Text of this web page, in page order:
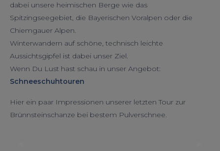
dabei unsere heimischen Berge wie das
Spitzingseegebiet, die Bayerischen Voralpen oder die
Chiemgauer Alpen.
Winterwandern auf schöne, technisch leichte
Aussichtsgipfel ist dabei unser Ziel.
Wenn Du Lust hast schau in unser Angebot:
Schneeschuhtouren
Hier ein paar Impressionen unserer letzten Tour zur
Brünnsteinschanze bei bestem Pulverschnee.